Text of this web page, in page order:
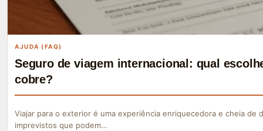
AJUDA (FAQ)
Seguro de viagem internacional: qual
cobre?
Viajar para o exterior é uma experiência enriquecedora e cheia de
imprevistos que podem…